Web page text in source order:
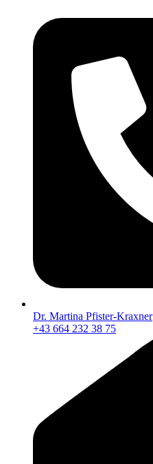
Dr. Martina Pfister-Kraxner
+43 664 232 38 75